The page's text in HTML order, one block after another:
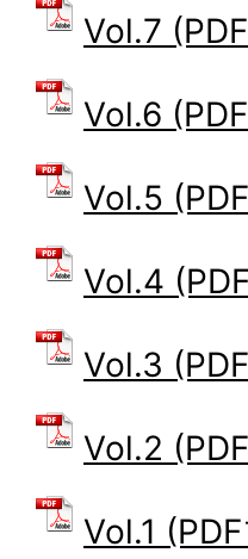
Vol.7
Vol.6
Vol.5
Vol.4
Vol.3
Vol.2
Vol.1